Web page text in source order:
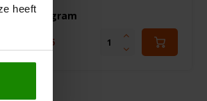
heeft
400 gram
€3,25